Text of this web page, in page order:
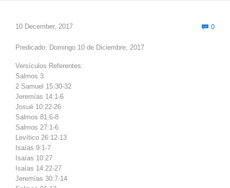
10 December, 2017  0
Predicado: Domingo 10 de Diciembre, 2017
Versículos Referentes:
Salmos 3
2 Samuel 15:30-32
Jeremías 14:1-6
Josué 10:22-26
Salmos 81:6-8
Salmos 27:1-6
Levítico 26:12-13
Isaías 9:1-7
Isaías 10:27
Isaías 14:22-27
Jeremías 30:7-14